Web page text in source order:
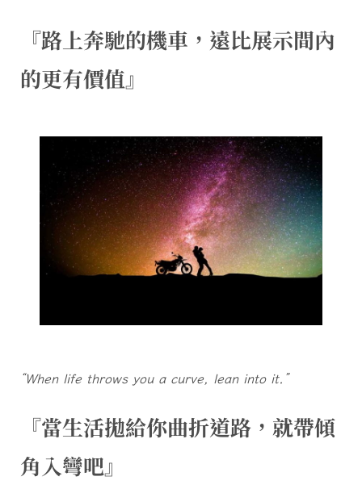
『路上奔馳的機車，遠比展示間內
的更有價值』
“When life throws you a curve, lean into it.”
『當生活拋給你曲折道路，就帶傾
角入彎吧』